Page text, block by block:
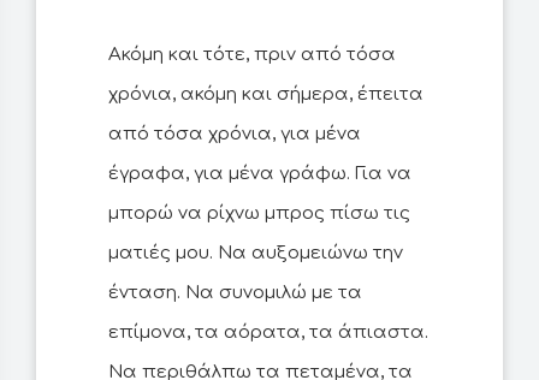
Ακόμη και τότε, πριν από τόσα
χρόνια, ακόμη και σήμερα, έπειτα
από τόσα χρόνια, για μένα
έγραφα, για μένα γράφω. Για να
μπορώ να ρίχνω μπρος πίσω τις
ματιές μου. Να αυξομειώνω την
ένταση. Να συνομιλώ με τα
επίμονα, τα αόρατα, τα άπιαστα.
Να περιθάλπω τα πεταμένα, τα